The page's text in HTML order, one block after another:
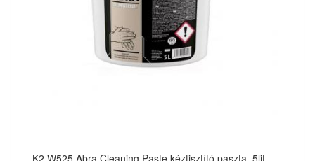
K2 W525 Abra Cleaning Paste kéztisztító paszta, 5lit